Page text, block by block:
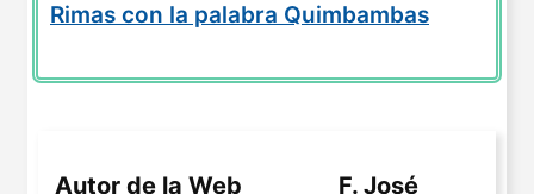
Rimas con la palabra Quimbambas
Autor de la Web F. José